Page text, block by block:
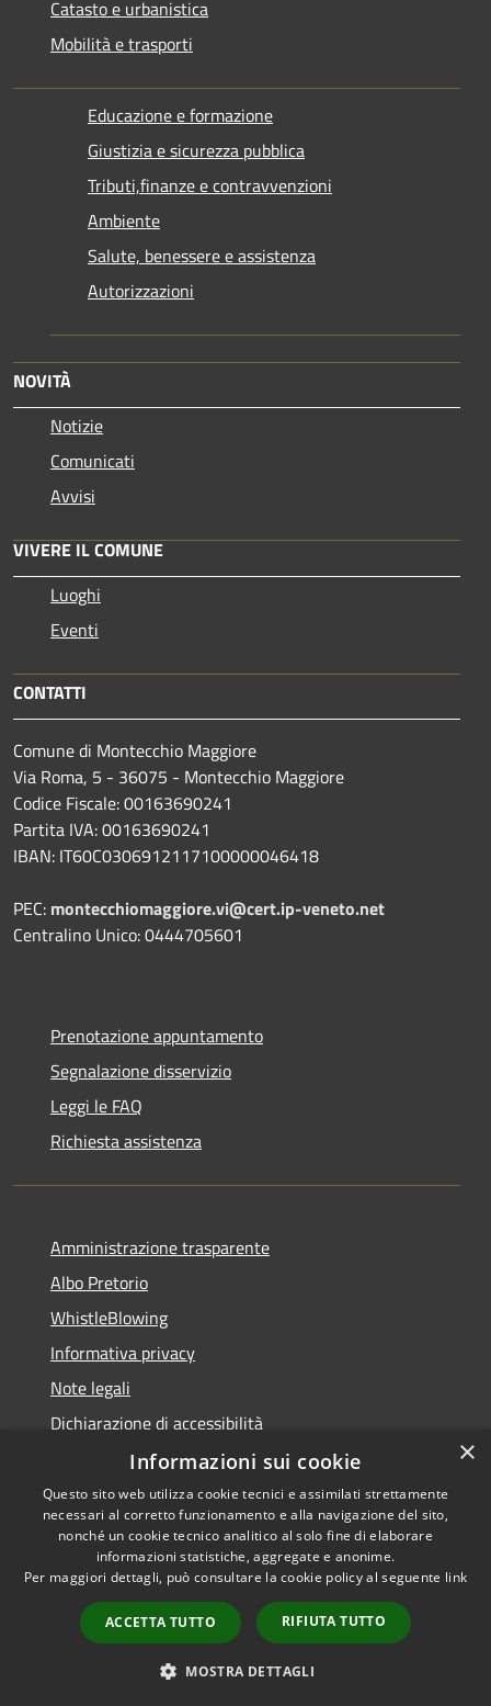
Catasto e urbanistica
Mobilità e trasporti
Educazione e formazione
Giustizia e sicurezza pubblica
Tributi,finanze e contravvenzioni
Ambiente
Salute, benessere e assistenza
Autorizzazioni
NOVITÀ
Notizie
Comunicati
Avvisi
VIVERE IL COMUNE
Luoghi
Eventi
CONTATTI
Comune di Montecchio Maggiore
Via Roma, 5 - 36075 - Montecchio Maggiore
Codice Fiscale: 00163690241
Partita IVA: 00163690241
IBAN: IT60C0306912117100000046418
PEC: montecchiomaggiore.vi@cert.ip-veneto.net
Centralino Unico: 0444705601
Prenotazione appuntamento
Segnalazione disservizio
Leggi le FAQ
Richiesta assistenza
Amministrazione trasparente
Albo Pretorio
WhistleBlowing
Informativa privacy
Note legali
Dichiarazione di accessibilità
Accessibilità
Privacy
Mappa del sito
Obiettivi di accessibilità
Copyright © 2026 • Città di
Montecchio Maggiore •
Powered byMunicipium •
Accesso redazione
×
Informazioni sui cookie
Questo sito web utilizza cookie tecnici e assimilati strettamente
necessari al corretto funzionamento e alla navigazione del sito,
nonché un cookie tecnico analitico al solo fine di elaborare
informazioni statistiche, aggregate e anonime.
Per maggiori dettagli, può consultare la cookie policy al seguente link
ACCETTA TUTTO RIFIUTA TUTTO
MOSTRA DETTAGLI